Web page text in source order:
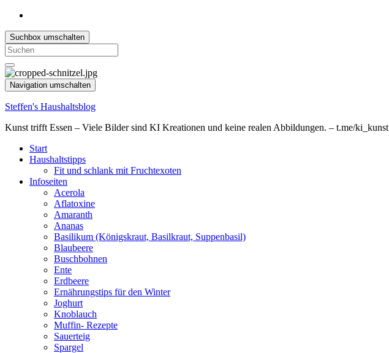
Suchbox umschalten
Search
for:
Navigation umschalten
Steffen's Haushaltsblog
Kunst trifft Essen – Viele Bilder sind KI Kreationen und keine realen Abbildungen. – t.me/ki_kunst
Start
Haushaltstipps
Fit und schlank mit Fruchtexoten
Infoseiten
Acerola
Aflatoxine
Amaranth
Ananas
Basilikum (Königskraut, Basilkraut, Suppenbasil)
Blaubeere
Buschbohnen
Ente
Erdbeere
Ernährungstips für den Winter
Joghurt
Knoblauch
Muffin- Rezepte
Sauerteig
Spargel